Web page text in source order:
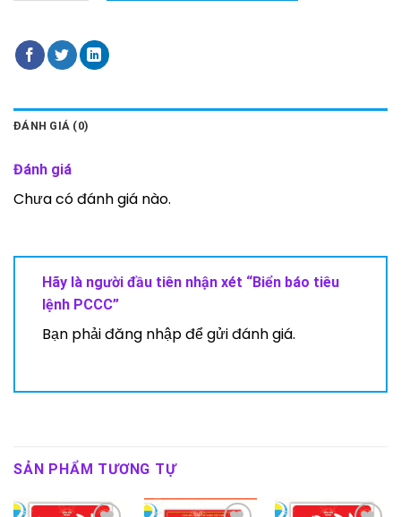
ĐÁNH GIÁ (0)
Đánh giá
Chưa có đánh giá nào.
Hãy là người đầu tiên nhận xét “Biển báo tiêu
lệnh PCCC”
Bạn phảiđăng nhậpđể gửi đánh giá.
SẢN PHẨM TƯƠNG TỰ